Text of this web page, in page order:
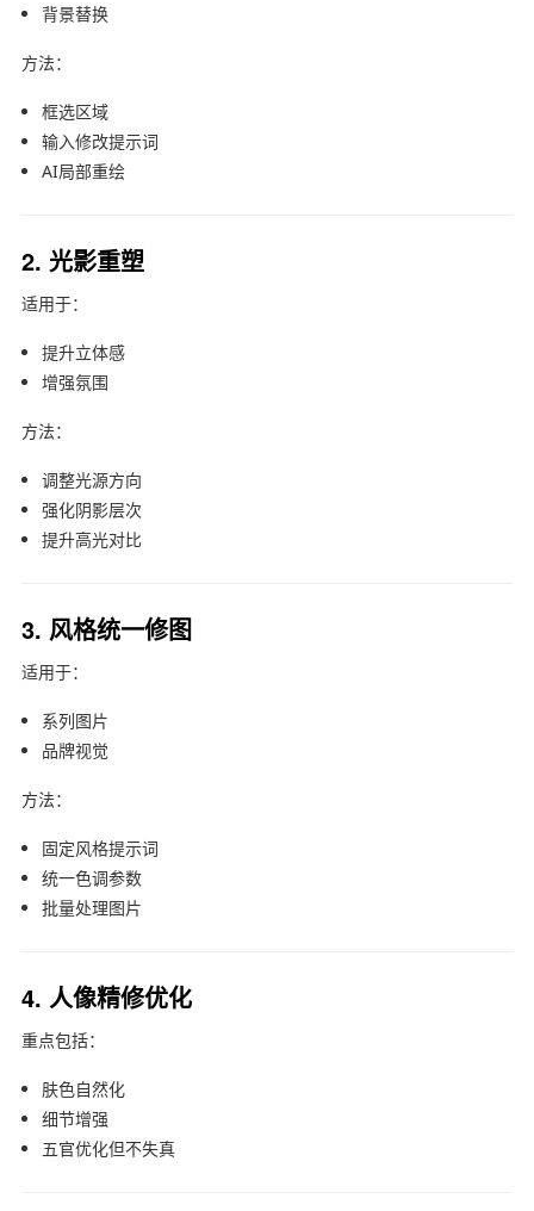
背景替换
方法：
框选区域
输入修改提示词
AI局部重绘
2. 光影重塑
适用于：
提升立体感
增强氛围
方法：
调整光源方向
强化阴影层次
提升高光对比
3. 风格统一修图
适用于：
系列图片
品牌视觉
方法：
固定风格提示词
统一色调参数
批量处理图片
4. 人像精修优化
重点包括：
肤色自然化
细节增强
五官优化但不失真